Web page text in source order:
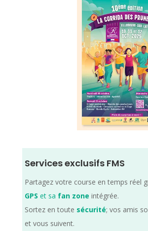
Services exclusifs FMS
Partagez votre course en temps réel
GPS et sa fan zone intégrée.
Sortez en toute sécurité; vos amis
et vous suivent.